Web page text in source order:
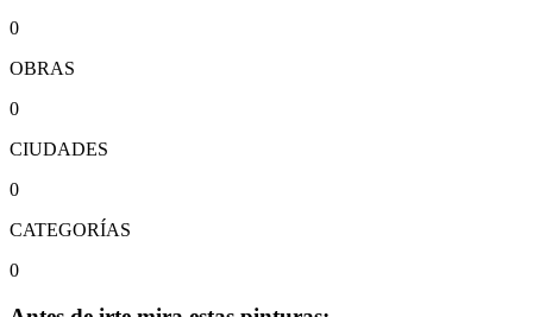
0
OBRAS
0
CIUDADES
0
CATEGORÍAS
0